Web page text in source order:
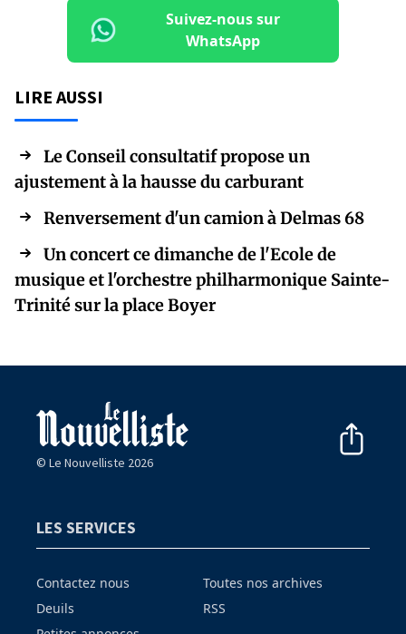
Suivez-nous sur
WhatsApp
LIRE AUSSI
Le Conseil consultatif propose un
ajustement à la hausse du carburant
Renversement d'un camion à Delmas 68
Un concert ce dimanche de l'Ecole de
musique et l'orchestre philharmonique Sainte-
Trinité sur la place Boyer
© Le Nouvelliste 2026
LES SERVICES
Contactez nous
Deuils
Toutes nos archives
RSS